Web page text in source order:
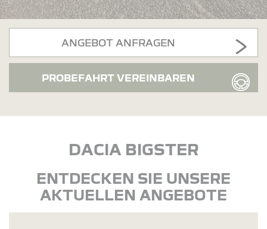
ANGEBOT ANFRAGEN
PROBEFAHRT VEREINBAREN
DACIA BIGSTER
ENTDECKEN SIE UNSERE
AKTUELLEN ANGEBOTE